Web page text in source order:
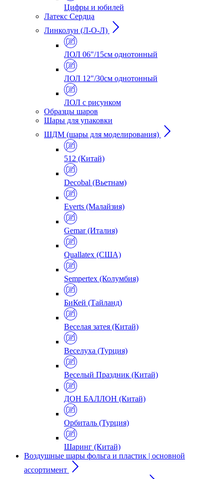
Цифры и юбилей
Латекс Сердца
Линколун (Л-О-Л)
ЛОЛ 06"/15см однотонный
ЛОЛ 12"/30см однотонный
ЛОЛ с рисунком
Образцы шаров
Шары для упаковки
ШДМ (шары для моделирования)
512 (Китай)
Decobal (Вьетнам)
Everts (Малайзия)
Gemar (Италия)
Quallatex (США)
Sempertex (Колумбия)
БиКей (Тайланд)
Веселая затея (Китай)
Веселуха (Турция)
Веселый Праздник (Китай)
ДОН БАЛЛОН (Китай)
Орбиталь (Турция)
Шаринг (Китай)
Воздушные шары фольга и пластик | основной
ассортимент